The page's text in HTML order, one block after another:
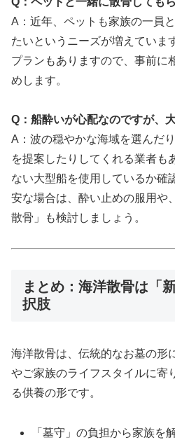
A：近年、ペットも家族の一員
たいというニーズが増えていま
プランもありますので、事前に
めします。
Q：船酔いが心配なのですが、
A：波の穏やかな海域を選んだ
を提案したりしてくれる業者も
ない大型船を使用しているか確
安な場合は、酔い止めの服用や
散骨」も検討しましょう。
まとめ：海洋散骨は「
択肢
海洋散骨は、伝統的なお墓の形
やご家族のライフスタイルに寄
る供養の形です。
「墓守」の負担から家族を